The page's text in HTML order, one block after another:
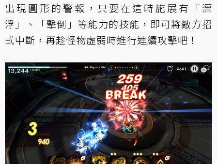
出現圓形的警報，只要在這時施展有「漂
浮」、「擊倒」等能力的技能，即可將敵方招
式中斷，再趁怪物虛弱時進行連續攻擊吧！